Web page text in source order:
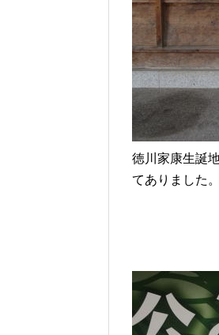
徳川家康生誕
てありました。